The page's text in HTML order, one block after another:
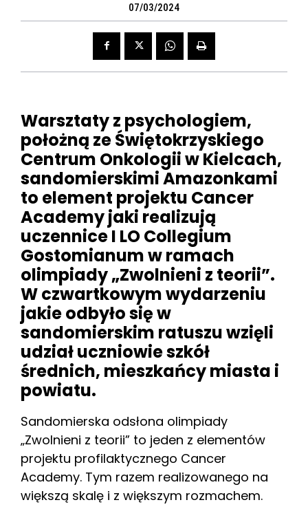
07/03/2024
Warsztaty z psychologiem,
położną ze Świętokrzyskiego
Centrum Onkologii w Kielcach,
sandomierskimi Amazonkami
to element projektu Cancer
Academy jaki realizują
uczennice I LO Collegium
Gostomianum w ramach
olimpiady „Zwolnieni z teorii”.
W czwartkowym wydarzeniu
jakie odbyło się w
sandomierskim ratuszu wzięli
udział uczniowie szkół
średnich, mieszkańcy miasta i
powiatu.
Sandomierska odsłona olimpiady
„Zwolnieni z teorii” to jeden z elementów
projektu profilaktycznego Cancer
Academy. Tym razem realizowanego na
większą skalę i z większym rozmachem.